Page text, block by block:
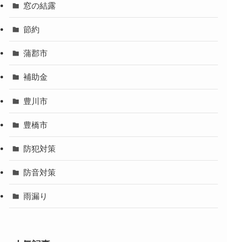
窓の結露
節約
蒲郡市
補助金
豊川市
豊橋市
防犯対策
防音対策
雨漏り